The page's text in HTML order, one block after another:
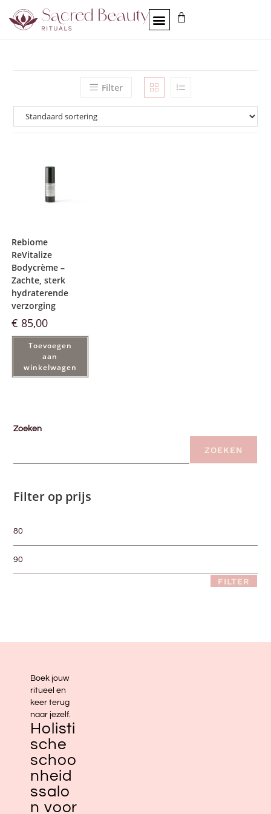
Filter
Rebiome
ReVitalize
Bodycrème –
Zachte, sterk
hydraterende
verzorging
€ 85,00
Toevoegen
aan
winkelwagen
Zoeken
ZOEKEN
Filter op prijs
FILTER
Boek jouw
ritueel en
keer terug
naar jezelf.
Holisti
sche
schoo
nheid
ssalo
n voor